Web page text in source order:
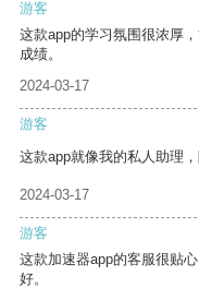
游客
这款app的学习氛围很浓厚
成绩。
2024-03-17
游客
这款app就像我的私人助理
2024-03-17
游客
这款加速器app的客服很贴
好。